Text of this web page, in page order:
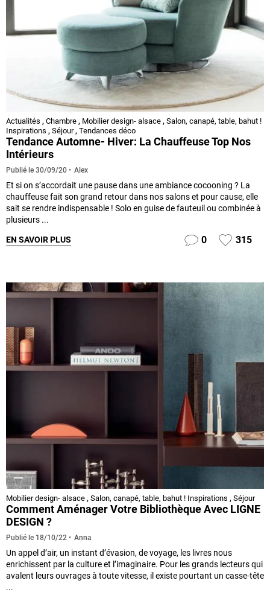
Actualités , Chambre , Mobilier design- alsace , Salon, canapé, table, bahut !
Inspirations , Séjour, Tendances déco
Tendance Automne- Hiver: La Chauffeuse Top Nos
Intérieurs
Publié le 30/09/20 Alex
Et si on s’accordait une pause dans une ambiance cocooning ? La
chauffeuse fait son grand retour dans nos salons et pour cause, elle
sait se rendre indispensable ! Solo en guise de fauteuil ou combinée à
plusieurs ...
EN SAVOIR PLUS 0 315
Mobilier design- alsace , Salon, canapé, table, bahut ! Inspirations , Séjour
Comment Aménager Votre Bibliothèque Avec LIGNE
DESIGN ?
Publié le 18/10/22 Anna
Un appel d’air, un instant d’évasion, de voyage, les livres nous
enrichissent par la culture et l’imaginaire. Pour les grands lecteurs qui
avalent leurs ouvrages à toute vitesse, il existe pourtant un casse-tête
...